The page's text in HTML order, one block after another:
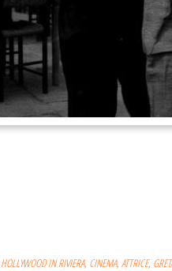
HOLLYWOOD IN RIVIERA, CINEMA, ATTRICE,